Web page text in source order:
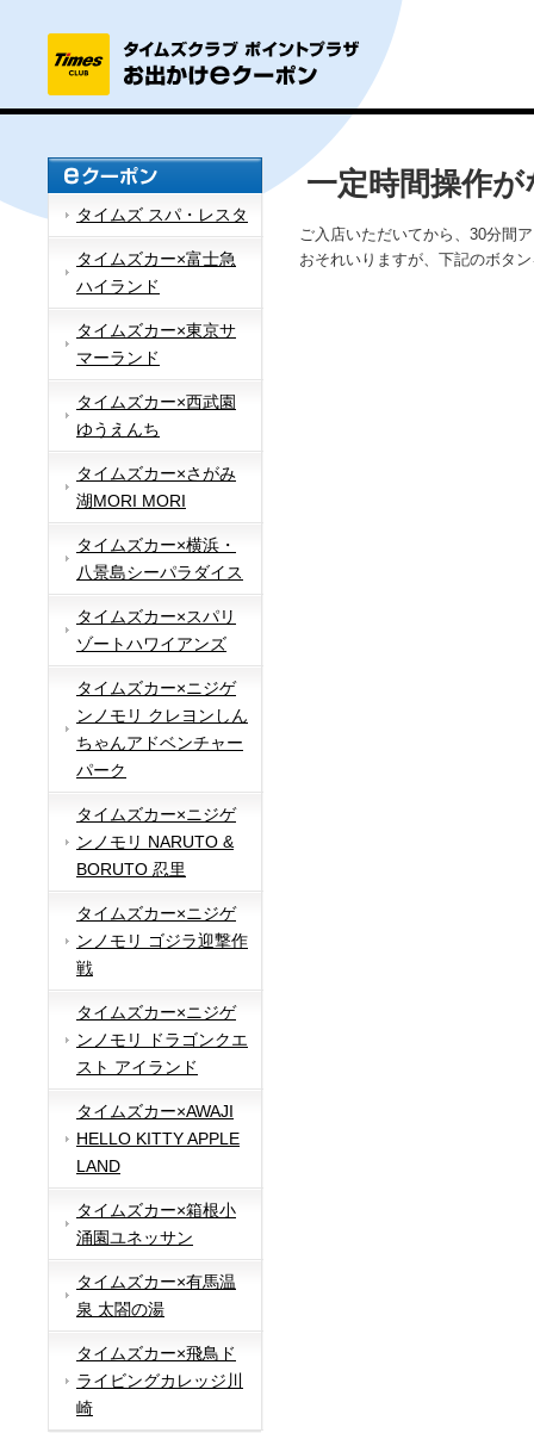
タイムズ スパ・レスタ
タイムズカー×富士急
ハイランド
タイムズカー×東京サ
マーランド
タイムズカー×西武園
ゆうえんち
タイムズカー×さがみ
湖MORI MORI
タイムズカー×横浜・
八景島シーパラダイス
タイムズカー×スパリ
ゾートハワイアンズ
タイムズカー×ニジゲ
ンノモリ クレヨンしん
ちゃんアドベンチャー
パーク
タイムズカー×ニジゲ
ンノモリ NARUTO &
BORUTO 忍里
タイムズカー×ニジゲ
ンノモリ ゴジラ迎撃作
戦
タイムズカー×ニジゲ
ンノモリ ドラゴンクエ
スト アイランド
タイムズカー×AWAJI
HELLO KITTY APPLE
LAND
タイムズカー×箱根小
涌園ユネッサン
タイムズカー×有馬温
泉 太閤の湯
タイムズカー×飛鳥ド
ライビングカレッジ川
崎
一定時間操作
ご入店いただいてから、30分間
おそれいりますが、下記のボタ